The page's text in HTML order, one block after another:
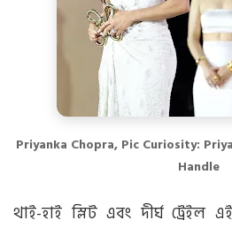
Priyanka Chopra, Pic Curiosity:
Handle
থাই-হাই স্লিট এবং দীর্ঘ ট্রেইল